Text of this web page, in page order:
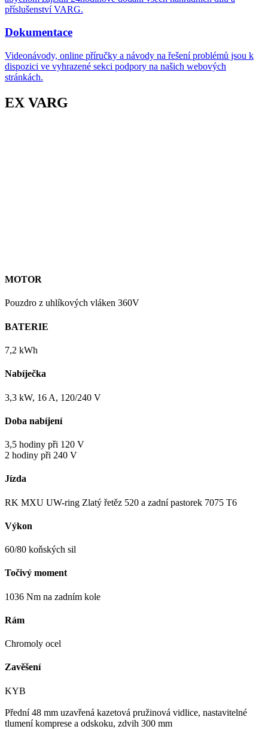
příslušenství VARG.
Dokumentace
Videonávody, online příručky a návody na řešení problémů jsou k
dispozici ve vyhrazené sekci podpory na našich webových
stránkách.
EX VARG
MOTOR
Pouzdro z uhlíkových vláken 360V
BATERIE
7,2 kWh
Nabíječka
3,3 kW, 16 A, 120/240 V
Doba nabíjení
3,5 hodiny při 120 V
2 hodiny při 240 V
Jízda
RK MXU UW-ring Zlatý řetěz 520 a zadní pastorek 7075 T6
Výkon
60/80 koňských sil
Točivý moment
1036 Nm na zadním kole
Rám
Chromoly ocel
Zavěšení
KYB
Přední 48 mm uzavřená kazetová pružinová vidlice, nastavitelné
tlumení komprese a odskoku, zdvih 300 mm